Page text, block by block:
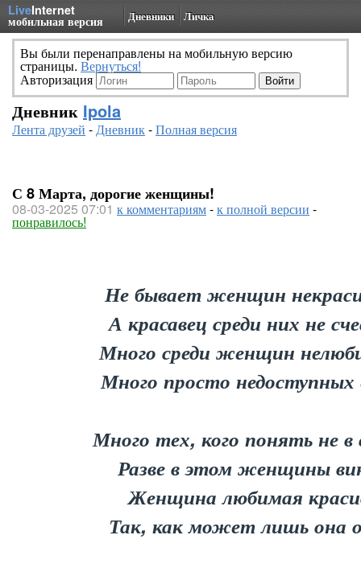
LiveInternet
мобильная версия Дневники Личка
Вы были перенаправлены на мобильную версию
страницы. Вернуться!
Авторизация
Дневник Ipola
Лента друзей -Дневник-Полная версия
С 8 Марта, дорогие женщины!
08-03-2025 07:01 к комментариям-к полной версии -
понравилось!
Не бывает женщин
А красавец среди них не
Много среди женщин
Много просто недоступных
Много тех, кого понять не в
Разве в этом женщины
Женщина любимая
Так, как может лишь она